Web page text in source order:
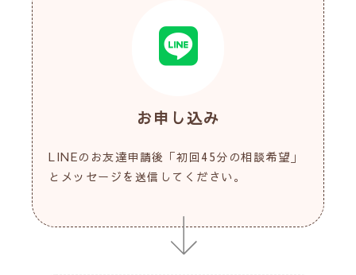
お申し込み
LINEのお友達申請後「初回45分の相談希望」
とメッセージを送信してください。